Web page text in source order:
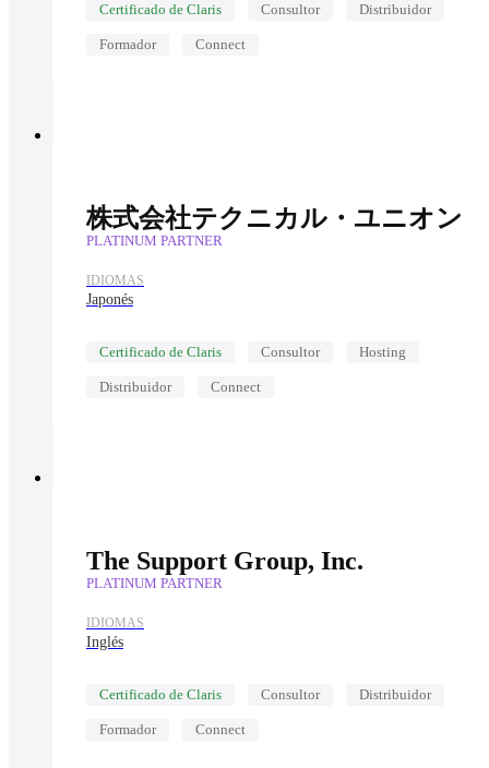
Certificado de Claris Consultor Distribuidor
Formador Connect
株式会社テクニカル・ユニオン
PLATINUM PARTNER
IDIOMAS
Japonés
Certificado de Claris Consultor Hosting
Distribuidor Connect
The Support Group, Inc.
PLATINUM PARTNER
IDIOMAS
Inglés
Certificado de Claris Consultor Distribuidor
Formador Connect